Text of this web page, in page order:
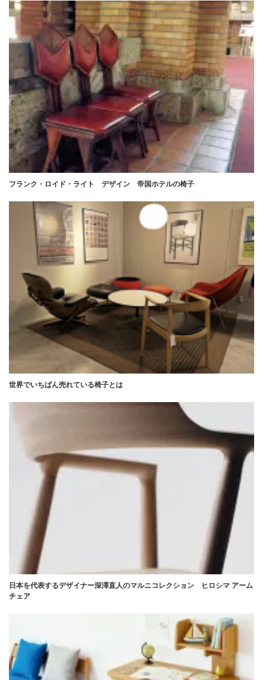
フランク・ロイド・ライト デザイン 帝国ホテルの椅子
世界でいちばん売れている椅子とは
日本を代表するデザイナー深澤直人のマルニコレクション ヒロシマ アーム
チェア